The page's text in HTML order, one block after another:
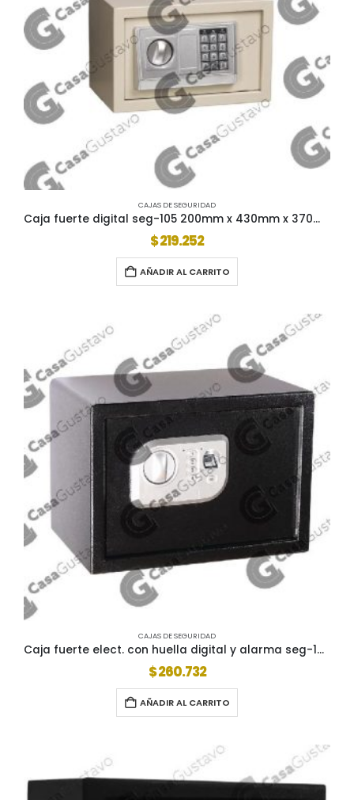
CAJAS DE SEGURIDAD
Caja fuerte digital seg-105 200mm x 430mm x 370mm
$219.252
AÑADIR AL CARRITO
CAJAS DE SEGURIDAD
Caja fuerte elect. con huella digital y alarma seg-130
$260.732
AÑADIR AL CARRITO